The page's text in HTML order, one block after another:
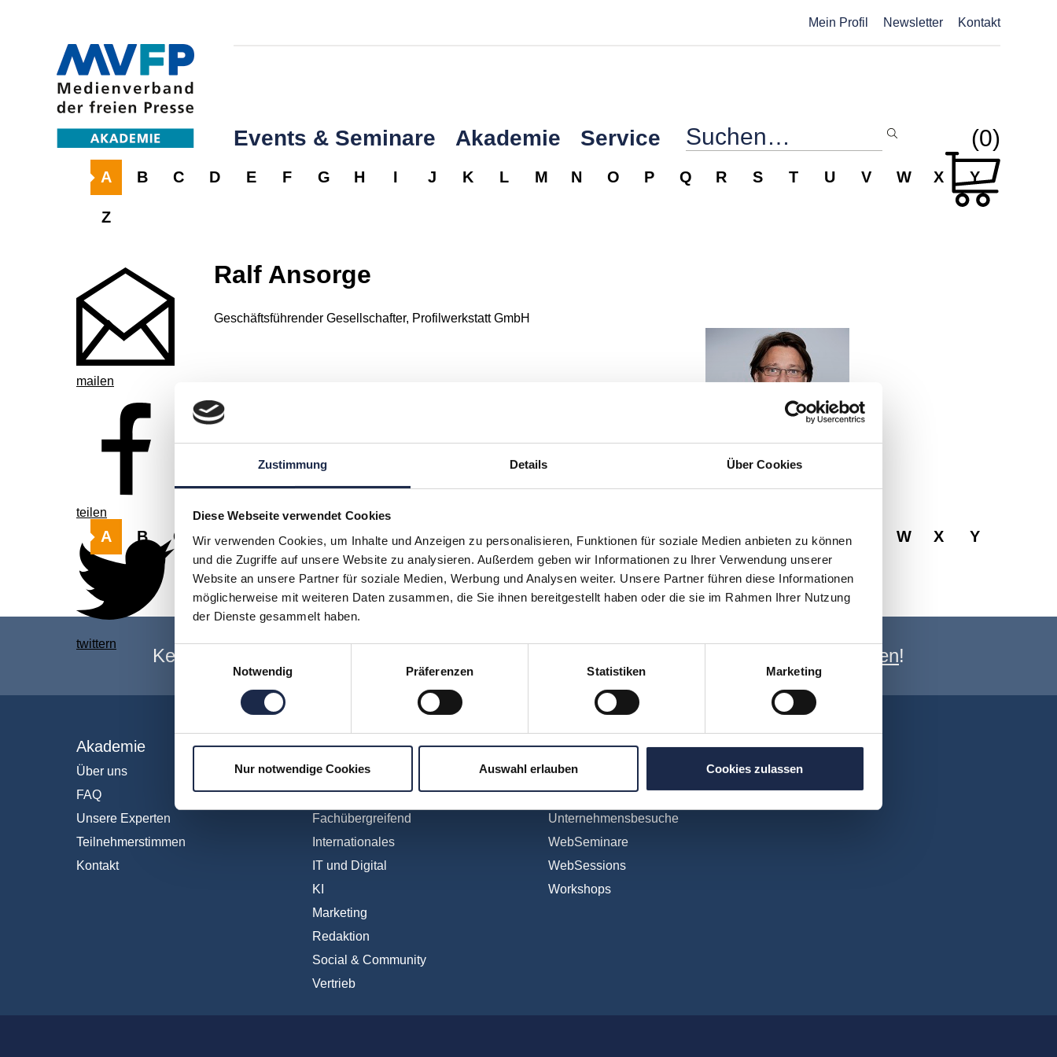
Zustimmung Details Über Cookies
Diese Webseite verwendet Cookies
Wir verwenden Cookies, um Inhalte und Anzeigen zu personalisieren, Funktionen für soziale Medien anbieten zu können
und die Zugriffe auf unsere Website zu analysieren. Außerdem geben wir Informationen zu Ihrer Verwendung unserer
Website an unsere Partner für soziale Medien, Werbung und Analysen weiter. Unsere Partner führen diese Informationen
möglicherweise mit weiteren Daten zusammen, die Sie ihnen bereitgestellt haben oder die sie im Rahmen Ihrer Nutzung
der Dienste gesammelt haben.
Einwilligungsauswahl
Notwendig
Präferenzen Statistiken Marketing
Nur notwendige Cookies Auswahl erlauben Cookies zulassen
Mein Profil Newsletter Kontakt
Events & Seminare Akademie Service (0)
A B C D E F G H I J K L M N O P Q R S T U V W X Y
Z
mailen
teilen
twittern
Ralf Ansorge
© Alexandra Lechner
Geschäftsführender Gesellschafter, Profilwerkstatt GmbH
A B C D E F G H I J K L M N O P Q R S T U W X Y
Keine Veranstaltung mehr verpassen: Jetzt für den MVFP Akademie Newsletter anmelden!
Akademie
Über uns
FAQ
Unsere Experten
Teilnehmerstimmen
Kontakt
Fachbereiche
Abo & Subscription
Anzeigen
Fachübergreifend
Internationales
IT und Digital
KI
Marketing
Redaktion
Social & Community
Vertrieb
Formate
Konferenzen
Touren
Unternehmensbesuche
WebSeminare
WebSessions
Workshops